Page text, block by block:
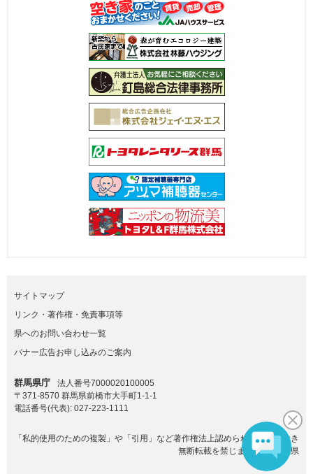
サイトマップ
リンク・著作権・免責事項等
県へのお問い合わせ一覧
バナー広告お申し込みのご案内
群馬県庁
法人番号7000020100005
〒371-8570 群馬県前橋市大手町1-1-1
電話番号(代表): 027-223-1111
「私的使用のための複製」や「引用」など著作権法上認められた場合を除き
無断転載を禁じます。(C)群馬県